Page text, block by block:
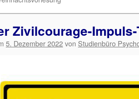
Zivilcourage-
5. Dezember 2022von Studienbüro